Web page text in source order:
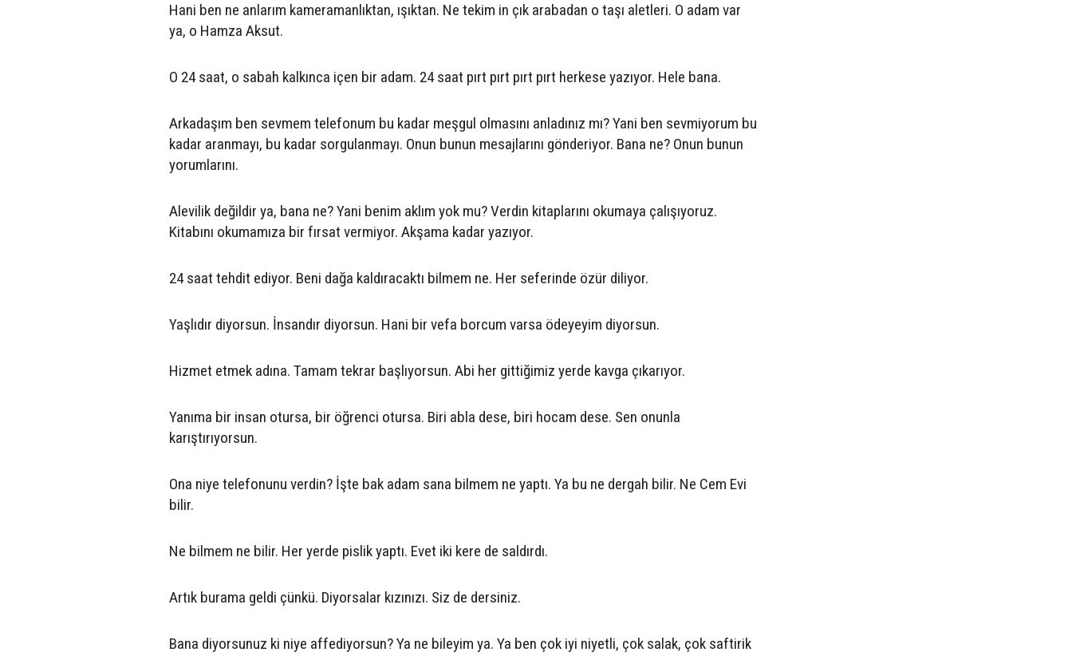
Hani ben ne anlarım kameramanlıktan, ışıktan. Ne tekim in çık arabadan o taşı aletleri. O adam var
ya, o Hamza Aksut.
O 24 saat, o sabah kalkınca içen bir adam. 24 saat pırt pırt pırt pırt herkese yazıyor. Hele bana.
Arkadaşım ben sevmem telefonum bu kadar meşgul olmasını anladınız mı? Yani ben sevmiyorum bu
kadar aranmayı, bu kadar sorgulanmayı. Onun bunun mesajlarını gönderiyor. Bana ne? Onun bunun
yorumlarını.
Alevilik değildir ya, bana ne? Yani benim aklım yok mu? Verdin kitaplarını okumaya çalışıyoruz.
Kitabını okumamıza bir fırsat vermiyor. Akşama kadar yazıyor.
24 saat tehdit ediyor. Beni dağa kaldıracaktı bilmem ne. Her seferinde özür diliyor.
Yaşlıdır diyorsun. İnsandır diyorsun. Hani bir vefa borcum varsa ödeyeyim diyorsun.
Hizmet etmek adına. Tamam tekrar başlıyorsun. Abi her gittiğimiz yerde kavga çıkarıyor.
Yanıma bir insan otursa, bir öğrenci otursa. Biri abla dese, biri hocam dese. Sen onunla
karıştırıyorsun.
Ona niye telefonunu verdin? İşte bak adam sana bilmem ne yaptı. Ya bu ne dergah bilir. Ne Cem Evi
bilir.
Ne bilmem ne bilir. Her yerde pislik yaptı. Evet iki kere de saldırdı.
Artık burama geldi çünkü. Diyorsalar kızınızı. Siz de dersiniz.
Bana diyorsunuz ki niye affediyorsun? Ya ne bileyim ya. Ya ben çok iyi niyetli, çok salak, çok saftirik